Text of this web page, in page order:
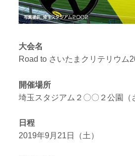
大会名
Road to さいたまクリテリウム
開催場所
埼玉スタジアム２〇〇２公園（
日程
2019年9月21日（土）